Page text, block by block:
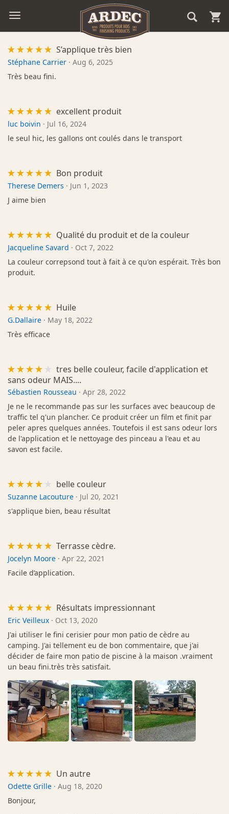
S’applique très bien
Stéphane Carrier · Aug 6, 2025
Très beau fini.
excellent produit
luc boivin · Jul 16, 2024
le seul hic, les gallons ont coulés dans le transport
Bon produit
Therese Demers · Jun 1, 2023
J aime bien
Qualité du produit et de la couleur
Jacqueline Savard · Oct 7, 2022
La couleur correpsond tout à fait à ce qu'on espérait. Très bon
produit.
Huile
G.Dallaire · May 18, 2022
Très efficace
tres belle couleur, facile d'application et
sans odeur MAIS....
Sébastien Rousseau · Apr 28, 2022
Je ne le recommande pas sur les surfaces avec beaucoup de
traffic tel q'un plancher. Ce produit créer un film et finit par
peler apres quelques années. Toutefois il est sans odeur lors
de l'application et le nettoyage des pinceau a l'eau et au
savon est facile.
belle couleur
Suzanne Lacouture · Jul 20, 2021
s'applique bien, beau résultat
Terrasse cèdre.
Jocelyn Moore · Apr 22, 2021
Facile d’application.
Résultats impressionnant
Eric Veilleux · Oct 13, 2020
J'ai utiliser le fini cerisier pour mon patio de cèdre au
camping. J'ai tellement eu de bon commentaire, que j'ai
décider de faire mon patio de piscine à la maison .vraiment
un beau fini.très très satisfait.
Un autre
Odette Grille · Aug 18, 2020
Bonjour,